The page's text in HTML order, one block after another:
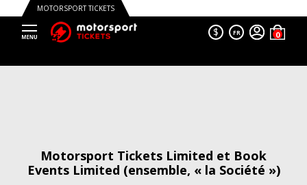
MOTORSPORT TICKETS
$ FR
Motorsport Tickets Limited et Book
Events Limited (ensemble, « la Société »)